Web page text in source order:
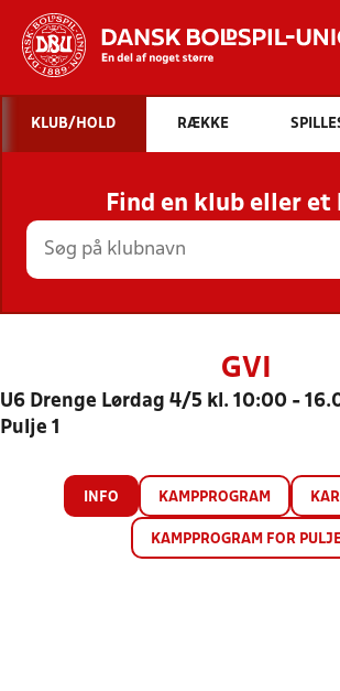
Hvad
INDHOLD
STILLINGER, RESULTATER,
HOLD
KLUB/HOLD RÆKKE
Find en klub eller et
GVI
U6 Drenge Lørdag 4/5 kl. 10:00 -
Pulje 1
INFO KAMPPROGRAM
KAMPPROGRAM FOR